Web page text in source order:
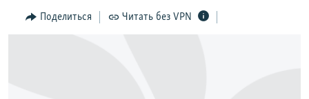
поискуИНФОГРАФИКА
КАК ОБОЙТИ БЛОКИРОВКУ
Поделиться Читать без VPN